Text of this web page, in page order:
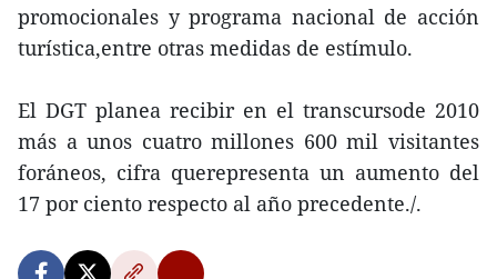
promocionales y programa nacional de acción
turística,entre otras medidas de estímulo.
El DGT planea recibir en el transcursode 2010
más a unos cuatro millones 600 mil visitantes
foráneos, cifra querepresenta un aumento del
17 por ciento respecto al año precedente./.